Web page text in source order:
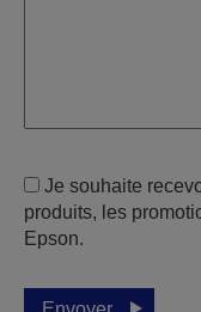
Je souhaite
produits, les
Epson.